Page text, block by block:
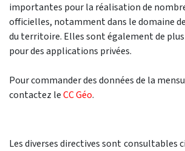
importantes pour la réalisation de
officielles, notamment dans le domaine
du territoire. Elles sont également de
pour des applications privées.
Pour commander des données de la
contactez leCC Géo.
Les diverses directives sont consultables